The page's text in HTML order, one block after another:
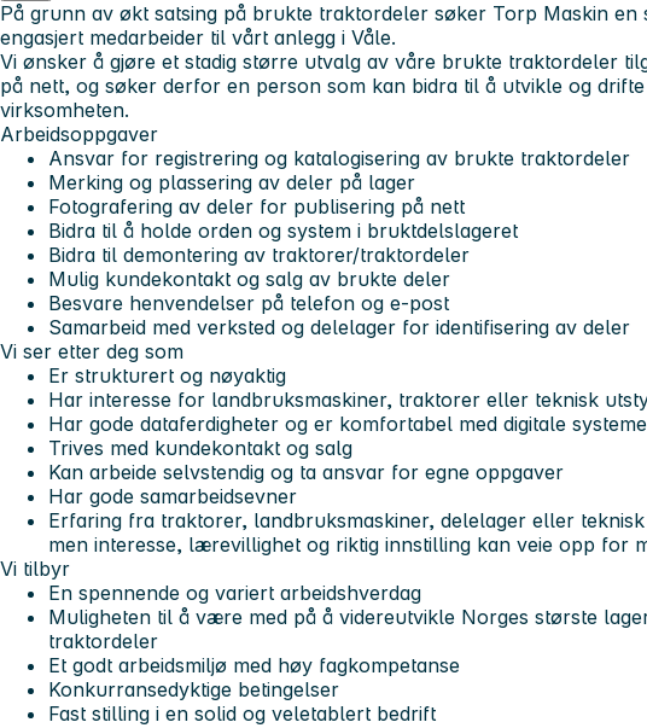
På grunn av økt satsing på brukte traktordeler søker Torp Maskin
engasjert medarbeider til vårt anlegg i Våle.
Vi ønsker å gjøre et stadig større utvalg av våre brukte traktordeler
på nett, og søker derfor en person som kan bidra til å utvikle og
virksomheten.
Arbeidsoppgaver
Ansvar for registrering og katalogisering av brukte traktordeler
Merking og plassering av deler på lager
Fotografering av deler for publisering på nett
Bidra til å holde orden og system i bruktdelslageret
Bidra til demontering av traktorer/traktordeler
Mulig kundekontakt og salg av brukte deler
Besvare henvendelser på telefon og e-post
Samarbeid med verksted og delelager for identifisering av deler
Vi ser etter deg som
Er strukturert og nøyaktig
Har interesse for landbruksmaskiner, traktorer eller teknisk
Har gode dataferdigheter og er komfortabel med digitale
Trives med kundekontakt og salg
Kan arbeide selvstendig og ta ansvar for egne oppgaver
Har gode samarbeidsevner
Erfaring fra traktorer, landbruksmaskiner, delelager eller
men interesse, lærevillighet og riktig innstilling kan veie opp for
Vi tilbyr
En spennende og variert arbeidshverdag
Muligheten til å være med på å videreutvikle Norges største
traktordeler
Et godt arbeidsmiljø med høy fagkompetanse
Konkurransedyktige betingelser
Fast stilling i en solid og veletablert bedrift